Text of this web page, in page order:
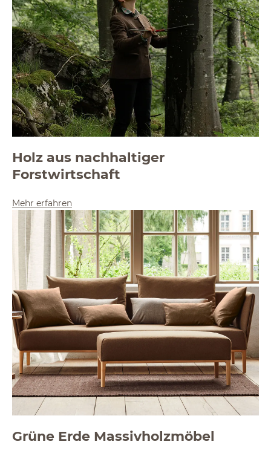
Holz aus nachhaltiger
Forstwirtschaft
Mehr erfahren
Grüne Erde Massivholzmöbel